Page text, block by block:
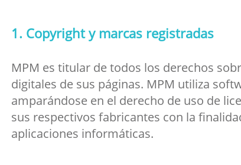
1. Copyright y marcas registradas
MPM es titular de todos los derechos
digitales de sus páginas. MPM utiliza
amparándose en el derecho de uso de
sus respectivos fabricantes con la
aplicaciones informáticas.